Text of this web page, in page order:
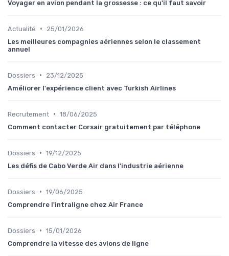
Voyager en avion pendant la grossesse : ce qu'il faut savoir
Actualité •
25/01/2026
Les meilleures compagnies aériennes selon le classement
annuel
Dossiers •
23/12/2025
Améliorer l'expérience client avec Turkish Airlines
Recrutement • 18/06/2025
Comment contacter Corsair gratuitement par téléphone
Dossiers • 19/12/2025
Les défis de Cabo Verde Air dans l'industrie aérienne
Dossiers • 19/06/2025
Comprendre l'intraligne chez Air France
Dossiers • 15/01/2026
Comprendre la vitesse des avions de ligne